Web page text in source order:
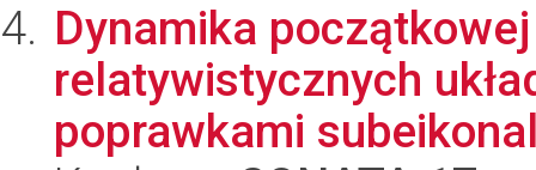
Dynamika
relatywistycznych
poprawkami